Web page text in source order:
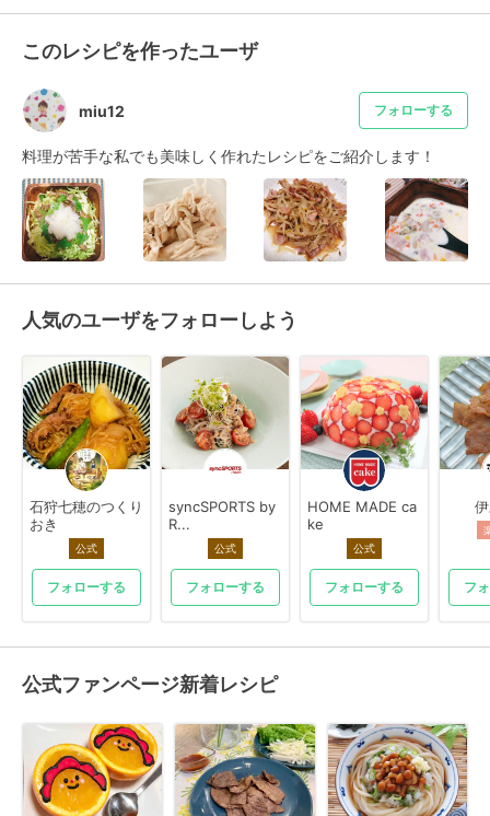
このレシピを作ったユーザ
miu12 フォローする
料理が苦手な私でも美味しく作れたレシピをご紹介します！
人気のユーザをフォローしよう
石狩七穂のつくり
おき
公式
フォローする
syncSPORTS by
R...
公式
フォローする
HOME MADE ca
ke
公式
フォローする フ
公式ファンページ新着レシピ